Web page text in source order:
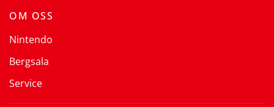
OM OSS
Nintendo
Bergsala
Service